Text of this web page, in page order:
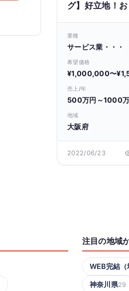
グ】好立地！お
内にあるパーソ
を設備ごと譲渡
業種
サービス業・・・
希望価格
¥1,000,000〜
売上/年
500万円～1000
地域
大阪府
2022/06/23
注目の地域
WEB完結（
神奈川県29